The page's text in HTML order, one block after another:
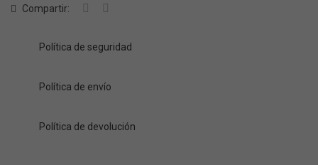
Compartir:
Política de seguridad
Política de envío
Política de devolución